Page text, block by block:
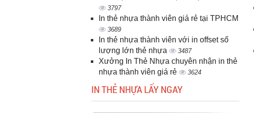
3797
In thẻ nhựa thành viên giá rẻ tại TPHCM
3689
In thẻ nhựa thành viên với in offset số
lượng lớn thẻ nhựa
3487
Xưởng In Thẻ Nhựa chuyên nhận in thẻ
nhựa thành viên giá rẻ
3624
IN THẺ NHỰA LẤY NGAY